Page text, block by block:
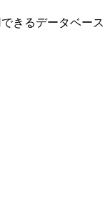
きるデータベース